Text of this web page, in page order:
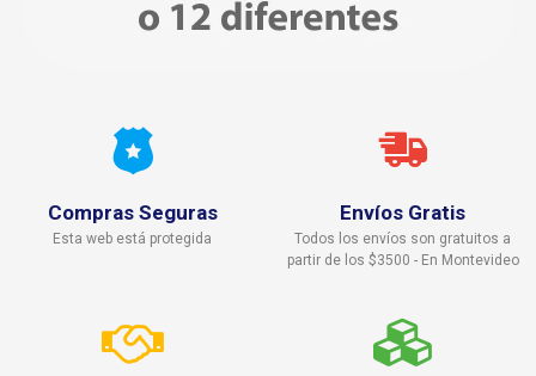
Compras Seguras
Esta web está protegida
Envíos Gratis
Todos los envíos son gratuitos a
partir de los $3500 - En Montevideo